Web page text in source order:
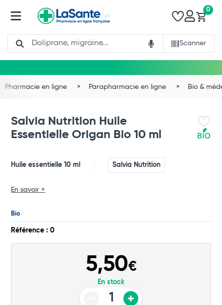
Search
Scanner
0
Total
Pharmacie en ligne Parapharmacie en ligne Bio &
Salvia Nutrition Huile
Essentielle Origan Bio 10 ml
Huile essentielle 10 ml Salvia Nutrition
En savoir +
Bio
Référence : 0
5,50€
En stock